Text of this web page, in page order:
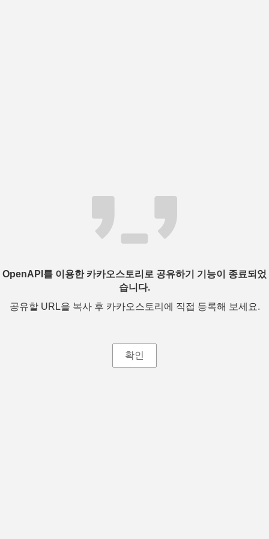
OpenAPI를 이용한 카카오스토리로 공유하기 기능이 종료되었
습니다.
공유할 URL을 복사 후 카카오스토리에 직접 등록해 보세요.
확인